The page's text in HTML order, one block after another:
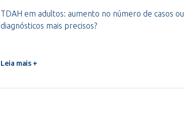
TDAH em adultos: aumento no número de casos ou
diagnósticos mais precisos?
Leia mais +